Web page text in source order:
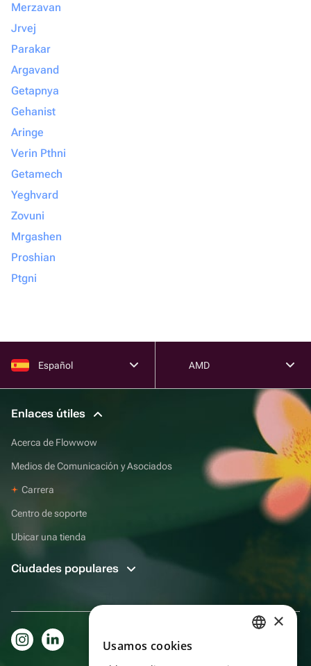
Merzavan
Jrvej
Parakar
Argavand
Getapnya
Gehanist
Aringe
Verin Pthni
Getamech
Yeghvard
Zovuni
Mrgashen
Proshian
Ptgni
Español AMD
Enlaces útiles
Acerca de Flowwow
Medios de Comunicación y Asociados
Carrera
Centro de soporte
Ubicar una tienda
Ciudades populares
×
Usamos cookies